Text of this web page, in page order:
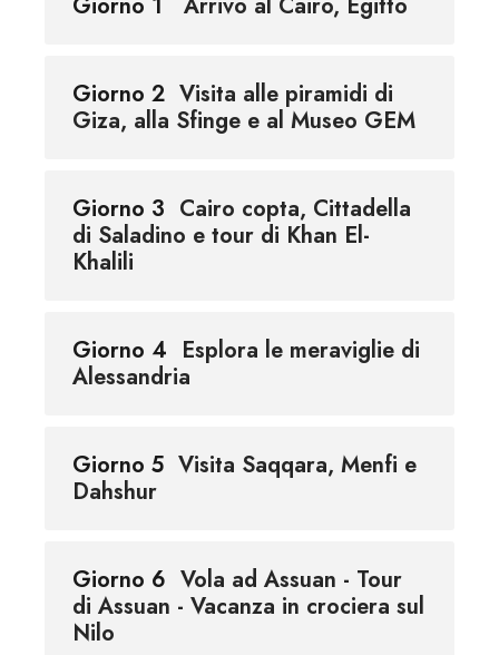
Giorno 2 Visita alle piramidi di
Giza, alla Sfinge e al Museo GEM
Giorno 3 Cairo copta, Cittadella
di Saladino e tour di Khan El-
Khalili
Giorno 4 Esplora le meraviglie di
Alessandria
Giorno 5 Visita Saqqara, Menfi e
Dahshur
Giorno 6 Vola ad Assuan - Tour
di Assuan - Vacanza in crociera sul
Nilo